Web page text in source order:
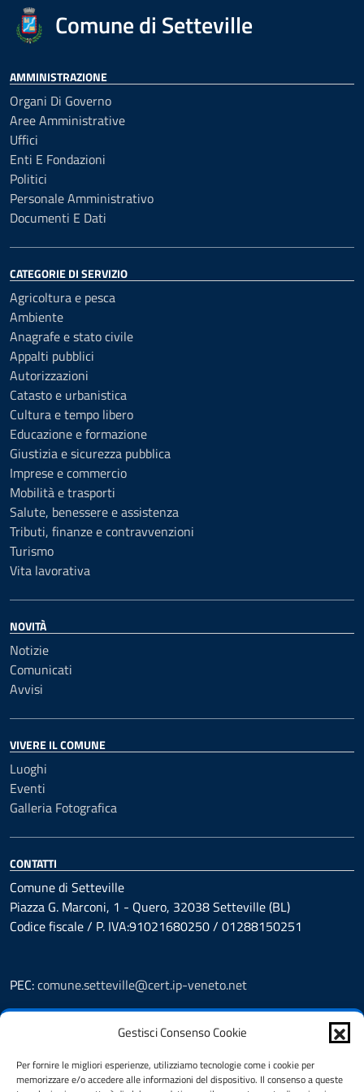
Gestisci Consenso Cookie
Per fornire le migliori esperienze, utilizziamo tecnologie come i cookie per
memorizzare e/o accedere alle informazioni del dispositivo. Il consenso a queste
Comune di Setteville
AMMINISTRAZIONE
Organi Di Governo
Aree Amministrative
Uffici
Enti E Fondazioni
Politici
Personale Amministrativo
Documenti E Dati
CATEGORIE DI SERVIZIO
Agricoltura e pesca
Ambiente
Anagrafe e stato civile
Appalti pubblici
Autorizzazioni
Catasto e urbanistica
Cultura e tempo libero
Educazione e formazione
Giustizia e sicurezza pubblica
Imprese e commercio
Mobilità e trasporti
Salute, benessere e assistenza
Tributi, finanze e contravvenzioni
Turismo
Vita lavorativa
NOVITÀ
Notizie
Comunicati
Avvisi
VIVERE IL COMUNE
Luoghi
Eventi
Galleria Fotografica
CONTATTI
Comune di Setteville
Piazza G. Marconi, 1 - Quero, 32038 Setteville (BL)
Codice fiscale / P. IVA:91021680250 / 01288150251
PEC:comune.setteville@cert.ip-veneto.net
Leggi le FAQ
Segnalazione disservizio
Richiesta assistenza